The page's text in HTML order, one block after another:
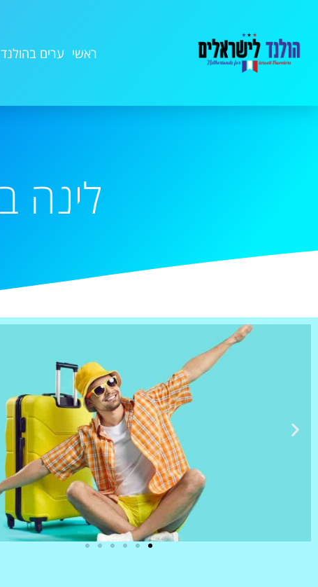
ראשי ערים בהולנד
לינה